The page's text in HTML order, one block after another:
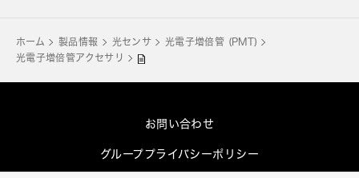
ホーム 製品情報 光センサ
光電子増倍管 (PMT)
光電子増倍管アクセサリ
お問い合わせ
グループプライバシーポリシー